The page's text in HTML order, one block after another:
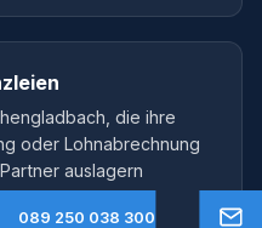
die ihre
oder Lohnabrechnung
auslagern
089 250 038 300